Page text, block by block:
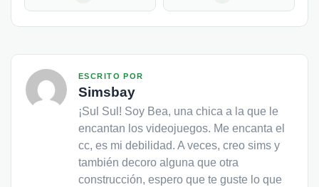
ESCRITO POR
Simsbay
¡Sul Sul! Soy Bea, una chica a la que le
encantan los videojuegos. Me encanta el
cc, es mi debilidad. A veces, creo sims y
también decoro alguna que otra
construcción, espero que te guste lo que